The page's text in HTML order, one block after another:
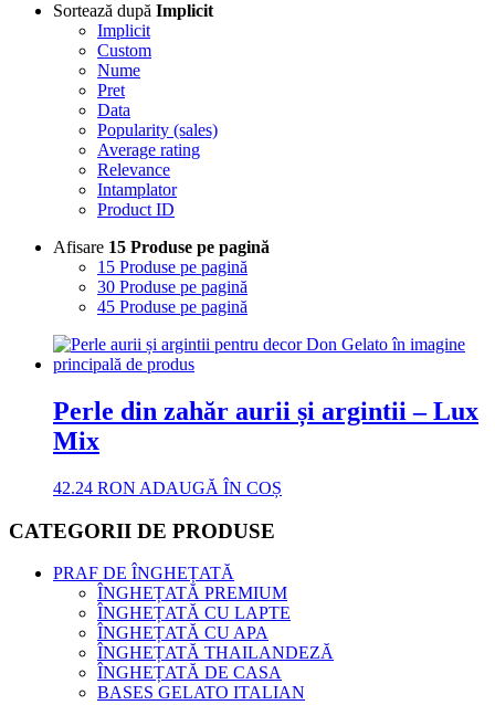
Sortează după Implicit
Implicit
Custom
Nume
Pret
Data
Popularity (sales)
Average rating
Relevance
Intamplator
Product ID
Afisare 15 Produse pe pagină
15 Produse pe pagină
30 Produse pe pagină
45 Produse pe pagină
Perle din zahăr aurii și argintii – Lux
Mix
42.24 RON ADAUGĂ ÎN COȘ
CATEGORII DE PRODUSE
PRAF DE ÎNGHEȚATĂ
ÎNGHEȚATĂ PREMIUM
ÎNGHEȚATĂ CU LAPTE
ÎNGHEȚATĂ CU APA
ÎNGHEȚATĂ THAILANDEZĂ
ÎNGHEȚATĂ DE CASA
BASES GELATO ITALIAN